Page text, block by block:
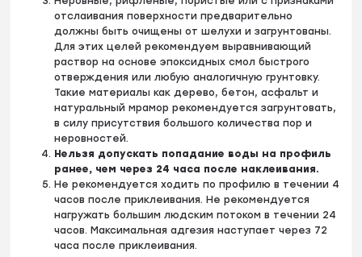
отслаивания поверхности предварительно
должны быть очищены от шелухи и загрунтованы.
Для этих целей рекомендуемвыравнивающий
раствор на основе эпоксидных смол быстрого
отверждения или любую аналогичную грунтовку.
Такие материалы как дерево, бетон, асфальт и
натуральный мрамор рекомендуется загрунтовать,
в силу присутствия большого количества пор и
неровностей.
Нельзя допускать попадание воды на профиль
ранее, чем через 24 часа после наклеивания.
Не рекомендуется ходить по профилю в течении 4
часов после приклеивания. Не рекомендуется
нагружать большим людским потоком в течении 24
часов. Максимальная адгезия наступает через 72
часа после приклеивания.